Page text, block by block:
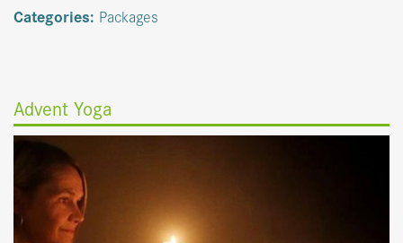
Categories: Packages
Advent Yoga